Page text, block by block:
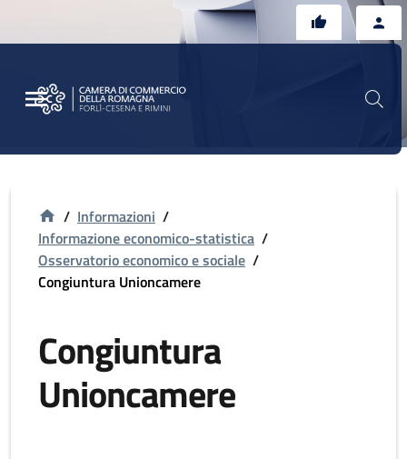
/ Informazioni /
Informazione economico-statistica /
Osservatorio economico e sociale /
Congiuntura Unioncamere
Congiuntura
Unioncamere